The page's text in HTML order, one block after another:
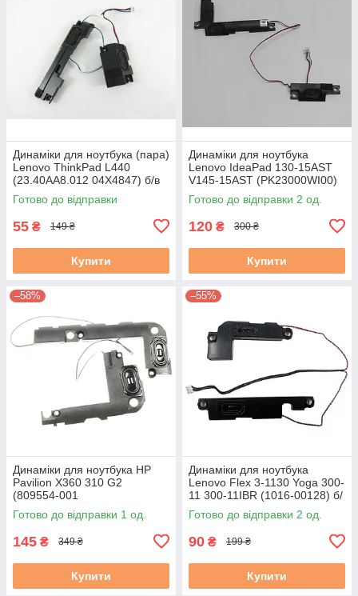
Динаміки для ноутбука (пара)
Lenovo ThinkPad L440
(23.40AA8.012 04X4847) б/в
Готово до відправки
55 ₴ 149 ₴
Купити
Динаміки для ноутбука
Lenovo IdeaPad 130-15AST
V145-15AST (PK23000WI00)
б/в
Готово до відправки 2 од.
120 ₴ 300 ₴
Купити
–58%
Динаміки для ноутбука HP
Pavilion X360 310 G2
(809554-001
023.4005C.0012) бу
Готово до відправки 1 од.
145 ₴ 349 ₴
Купити
–55%
Динаміки для ноутбука
Lenovo Flex 3-1130 Yoga 300-
11 300-11IBR (1016-00128) б/
у
Готово до відправки 2 од.
90 ₴ 199 ₴
Купити